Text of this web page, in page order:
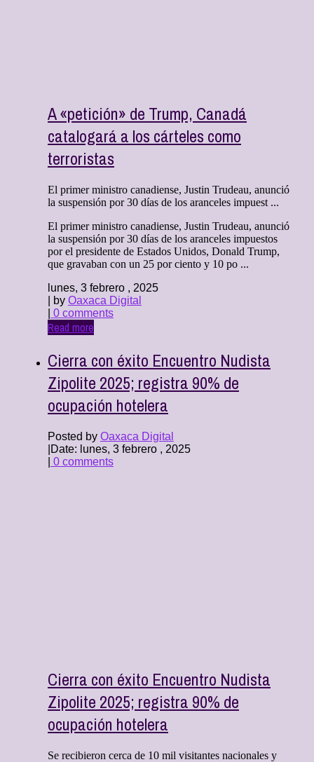
A «petición» de Trump, Canadá
catalogará a los cárteles como
terroristas
El primer ministro canadiense, Justin Trudeau, anunció
la suspensión por 30 días de los aranceles impuest ...
El primer ministro canadiense, Justin Trudeau, anunció
la suspensión por 30 días de los aranceles impuestos
por el presidente de Estados Unidos, Donald Trump,
que gravaban con un 25 por ciento y 10 po ...
lunes, 3 febrero , 2025
| by Oaxaca Digital
0 comments
Read more
Cierra con éxito Encuentro Nudista
Zipolite 2025; registra 90% de
ocupación hotelera
Posted by Oaxaca Digital
Date: lunes, 3 febrero , 2025
0 comments
Cierra con éxito Encuentro Nudista
Zipolite 2025; registra 90% de
ocupación hotelera
Se recibieron cerca de 10 mil visitantes nacionales y